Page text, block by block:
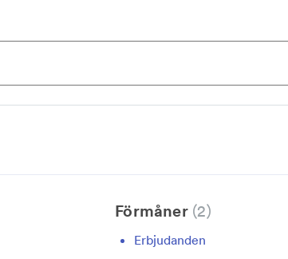
Förmåner 2
Erbjudanden